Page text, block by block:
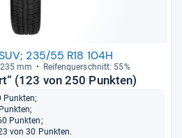
235/55 R18 104H
mm Rei­fen­quer­schnitt: 55%
(123 von 250 Punkten)
Punkten;
Punkten;
von 30 Punkten.